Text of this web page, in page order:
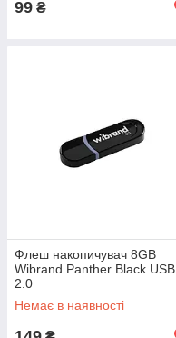
99 ₴
Флеш накопичувач 8GB
Wibrand Panther Black USB
2.0
Немає в наявності